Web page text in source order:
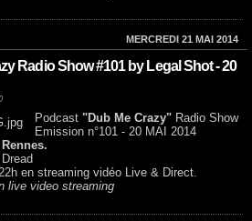
MERCREDI 21 MAI 2014
Radio Show #101 by Legal Shot - 20
Podcast "Dub Me Crazy" Radio Show
Emission n°101 - 20 MAI 2014
Rennes.
en streaming vidéo Live & Direct.
live video streaming